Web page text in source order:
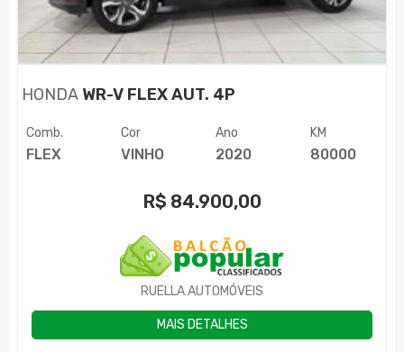
HONDA WR-V FLEX AUT. 4P
Comb.
FLEX
Cor
VINHO
Ano
2020
KM
80000
R$ 84.900,00
RUELLA AUTOMÓVEIS
MAIS DETALHES